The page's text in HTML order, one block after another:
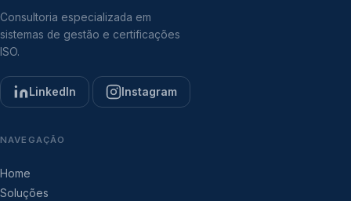
Consultoria especializada em
sistemas de gestão e certificações
ISO.
LinkedIn Instagram
NAVEGAÇÃO
Home
Soluções